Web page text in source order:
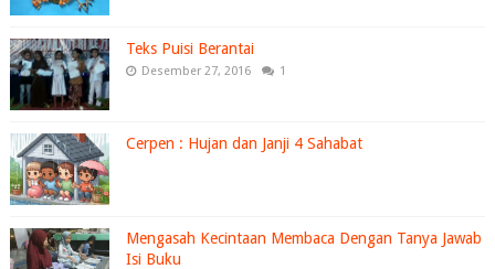
Teks Puisi Berantai
Desember 27, 2016 1
Cerpen : Hujan dan Janji 4 Sahabat
Mengasah Kecintaan Membaca Dengan Tanya Jawab
Isi Buku